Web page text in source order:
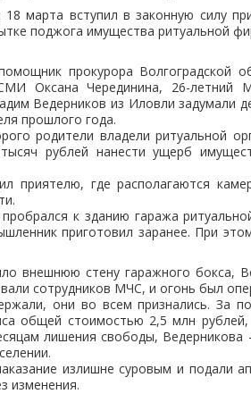
марта вступил в законную силу
поджога имущества ритуальной
прокурора Волгоградской
Оксана Черединина, 26-летний
Ведерников из Иловли задумали
прошлого года.
родители владели ритуальной
рублей нанести ущерб
приятелю, где располагаются
к зданию гаража
приготовил заранее. При
внешнюю стену гаражного бокса,
сотрудников МЧС, и огонь был
они во всем признались. За
общей стоимостью 2,5 млн рублей,
лишения свободы,
излишне суровым и подали
изменения.